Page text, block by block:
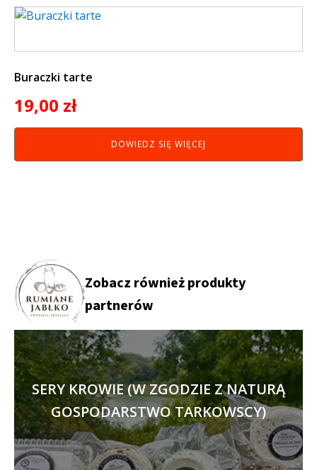
Buraczki tarte
19,00 zł
DOWIEDZ SIĘ WIĘCEJ
Zobacz również produkty
partnerów
SERY KROWIE (W ZGODZIE Z NATURĄ
GOSPODARSTWO TARKOWSCY)